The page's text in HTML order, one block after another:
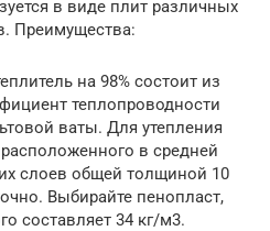
в виде плит различных
Преимущества:
на 98% состоит из
теплопроводности
ваты. Для утепления
в средней
слоев общей толщиной 10
Выбирайте пенопласт,
составляет 34 кг/м3.